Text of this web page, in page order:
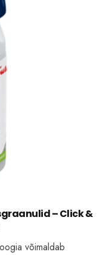
– Click &
võimaldab